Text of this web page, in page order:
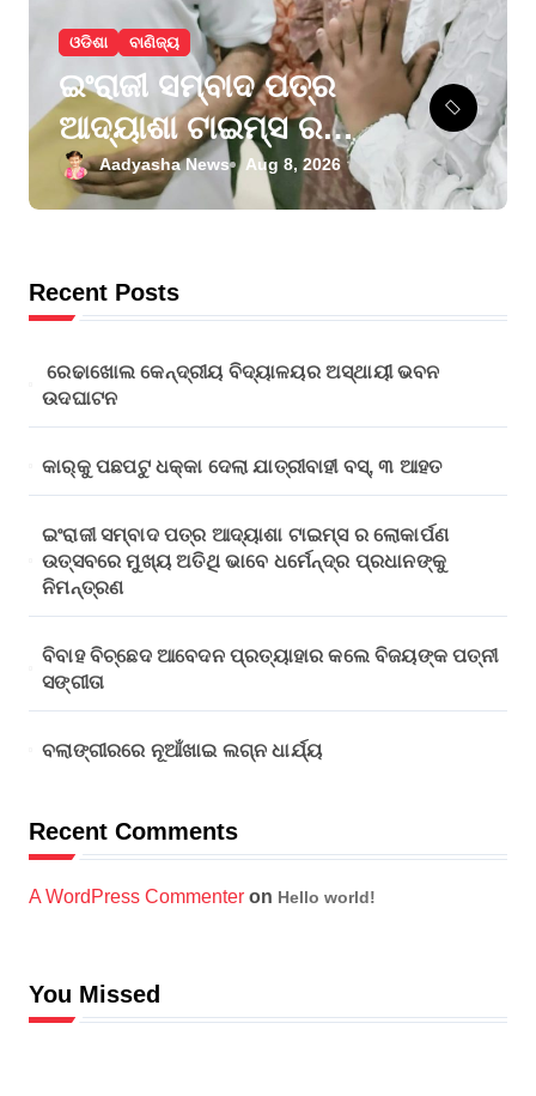
i
o
n
ଓଡିଶା ବାଣିଜ୍ୟ
ଇଂରାଜୀ ସମ୍ବାଦ ପତ୍ର
ଆଦ୍ୟାଶା ଟାଇମ୍ସ ର
ଲୋକାର୍ପଣ ଉତ୍ସବରେ
ମୁଖ୍ୟ ଅତିଥି ଭାବେ
ନିମନ୍ତ୍ରଣ
Aadyasha News Aug 8, 2026
Recent Posts
ରେଢାଖୋଲ କେନ୍ଦ୍ରୀୟ ବିଦ୍ୟାଳୟର ଅସ୍ଥାୟୀ ଭବନ
ଉଦଘାଟନ
କାର୍‌କୁ ପଛପଟୁ ଧକ୍କା ଦେଲା ଯାତ୍ରୀବାହୀ ବସ୍‌, ୩ ଆହତ
ଇଂରାଜୀ ସମ୍ବାଦ ପତ୍ର ଆଦ୍ୟାଶା ଟାଇମ୍ସ ର ଲୋକାର୍ପଣ
ଉତ୍ସବରେ ମୁଖ୍ୟ ଅତିଥି ଭାବେ ଧର୍ମେନ୍ଦ୍ର ପ୍ରଧାନଙ୍କୁ
ନିମନ୍ତ୍ରଣ
ବିବାହ ବିଚ୍ଛେଦ ଆବେଦନ ପ୍ରତ୍ୟାହାର କଲେ ବିଜୟଙ୍କ ପତ୍ନୀ
ସଙ୍ଗୀତା
ବଲାଙ୍ଗୀରରେ ନୂଆଁଖାଇ ଲଗ୍ନ ଧାର୍ଯ୍ୟ
Recent Comments
A WordPress Commenter on Hello world!
You Missed